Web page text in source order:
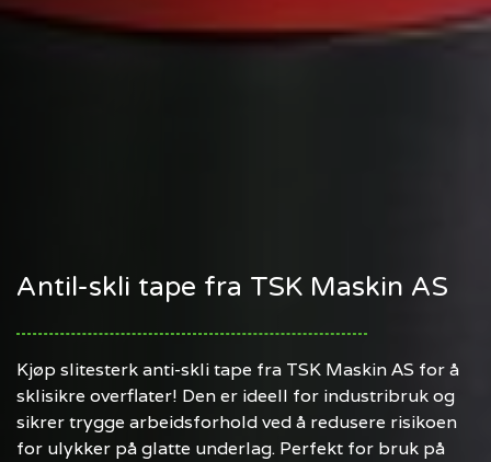
Antil-skli tape fra TSK Maskin AS
Kjøp slitesterk anti-skli tape fra TSK Maskin AS for å
sklisikre overflater! Den er ideell for industribruk og
sikrer trygge arbeidsforhold ved å redusere risikoen
for ulykker på glatte underlag. Perfekt for bruk på